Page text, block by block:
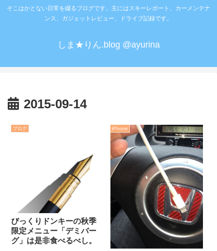
そこはかとない日常を綴るブログです。主にはスキーレポート、カーメンテナ
ンス、ガジェットレビュー、ドライブ記録です。
しま★りん.blog @ayurina
2015-09-14
ブログ
びっくりドンキーの秋季
限定メニュー「デミバー
グ」は是非食べるべし。
iPhone